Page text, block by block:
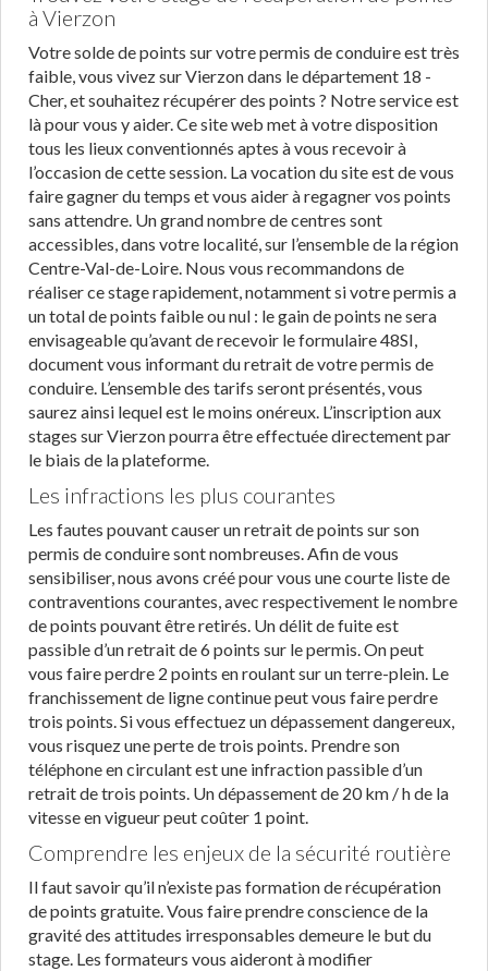
à Vierzon
Votre solde de points sur votre permis de conduire est très
faible, vous vivez sur Vierzon dans le département 18 -
Cher, et souhaitez récupérer des points ? Notre service est
là pour vous y aider. Ce site web met à votre disposition
tous les lieux conventionnés aptes à vous recevoir à
l’occasion de cette session. La vocation du site est de vous
faire gagner du temps et vous aider à regagner vos points
sans attendre. Un grand nombre de centres sont
accessibles, dans votre localité, sur l’ensemble de la région
Centre-Val-de-Loire. Nous vous recommandons de
réaliser ce stage rapidement, notamment si votre permis a
un total de points faible ou nul : le gain de points ne sera
envisageable qu’avant de recevoir le formulaire 48SI,
document vous informant du retrait de votre permis de
conduire. L’ensemble des tarifs seront présentés, vous
saurez ainsi lequel est le moins onéreux. L’inscription aux
stages sur Vierzon pourra être effectuée directement par
le biais de la plateforme.
Les infractions les plus courantes
Les fautes pouvant causer un retrait de points sur son
permis de conduire sont nombreuses. Afin de vous
sensibiliser, nous avons créé pour vous une courte liste de
contraventions courantes, avec respectivement le nombre
de points pouvant être retirés. Un délit de fuite est
passible d’un retrait de 6 points sur le permis. On peut
vous faire perdre 2 points en roulant sur un terre-plein. Le
franchissement de ligne continue peut vous faire perdre
trois points. Si vous effectuez un dépassement dangereux,
vous risquez une perte de trois points. Prendre son
téléphone en circulant est une infraction passible d’un
retrait de trois points. Un dépassement de 20 km / h de la
vitesse en vigueur peut coûter 1 point.
Comprendre les enjeux de la sécurité routière
Il faut savoir qu’il n’existe pas formation de récupération
de points gratuite. Vous faire prendre conscience de la
gravité des attitudes irresponsables demeure le but du
stage. Les formateurs vous aideront à modifier